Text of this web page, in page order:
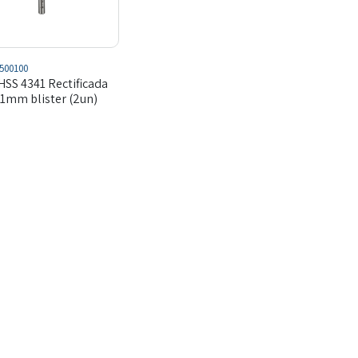
4341 Rectificada
blister (2un)